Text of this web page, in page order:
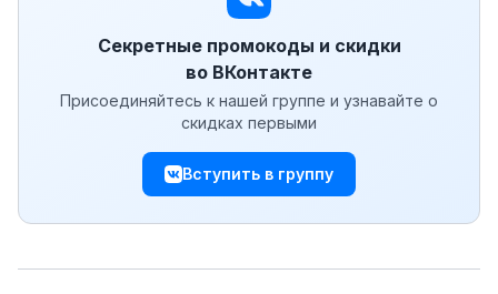
Секретные промокоды и скидки
во ВКонтакте
Присоединяйтесь к нашей группе и узнавайте о
скидках первыми
Вступить в группу